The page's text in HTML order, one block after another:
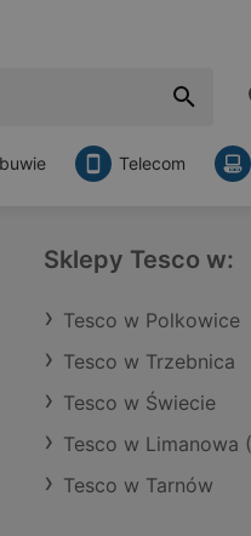
Telecom
Sklepy Tesco w:
Tesco w Polkowice
Tesco w Trzebnica
Tesco w Świecie
Tesco w Limanowa
Tesco w Tarnów